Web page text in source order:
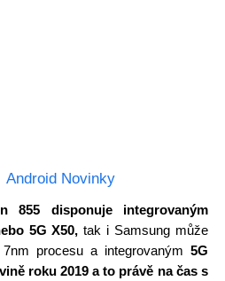
Android Novinky
855 disponuje integrovaným
5G X50, tak i Samsung může
procesu a integrovaným5G
roku 2019 a to právě na čas s